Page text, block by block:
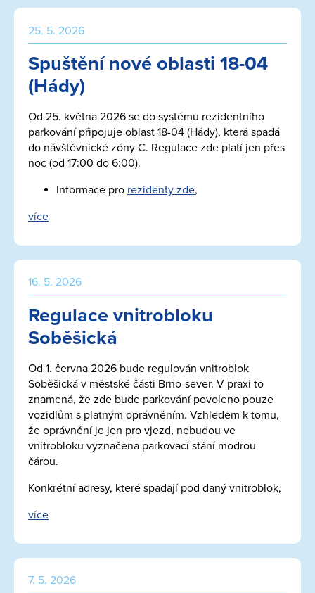
25. 5. 2026
Spuštění nové oblasti 18-04
(Hády)
Od 25. května 2026 se do systému rezidentního
parkování připojuje oblast 18-04 (Hády), která spadá
do návštěvnické zóny C. Regulace zde platí jen přes
noc (od 17:00 do 6:00).
Informace pro rezidenty zde,
více
16. 5. 2026
Regulace vnitrobloku
Soběšická
Od 1. června 2026 bude regulován vnitroblok
Soběšická v městské části Brno-sever. V praxi to
znamená, že zde bude parkování povoleno pouze
vozidlům s platným oprávněním. Vzhledem k tomu,
že oprávnění je jen pro vjezd, nebudou ve
vnitrobloku vyznačena parkovací stání modrou
čárou.
Konkrétní adresy, které spadají pod daný vnitroblok,
více
7. 5. 2026